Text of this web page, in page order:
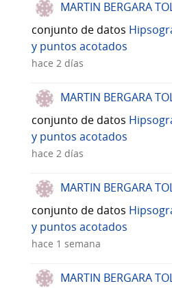
MARTIN BERGARA
conjunto de datos
y puntos acotados
hace 2 días
MARTIN BERGARA
conjunto de datos
y puntos acotados
hace 2 días
MARTIN BERGARA
conjunto de datos
y puntos acotados
hace 1 semana
MARTIN BERGARA